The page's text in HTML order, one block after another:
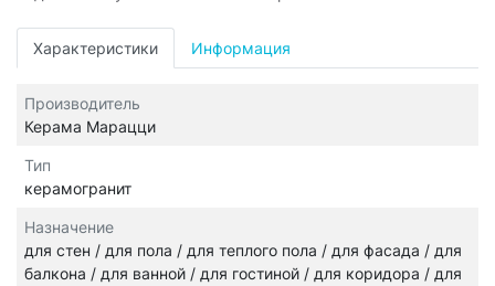
Характеристики Информация
Производитель
Керама Марацци
Тип
керамогранит
Назначение
для стен / для пола / для теплого пола / для фасада / для
балкона / для ванной / для гостиной / для коридора / для